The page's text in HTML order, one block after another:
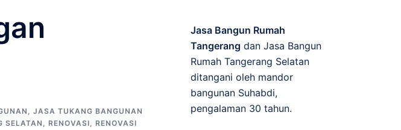
, JASA TUKANG BANGUNAN
SELATAN , RENOVASI, RENOVASI
Jasa Bangun Rumah
Tangerang dan Jasa Bangun
Rumah Tangerang Selatan
ditangani oleh mandor
bangunan Suhabdi,
pengalaman 30 tahun.